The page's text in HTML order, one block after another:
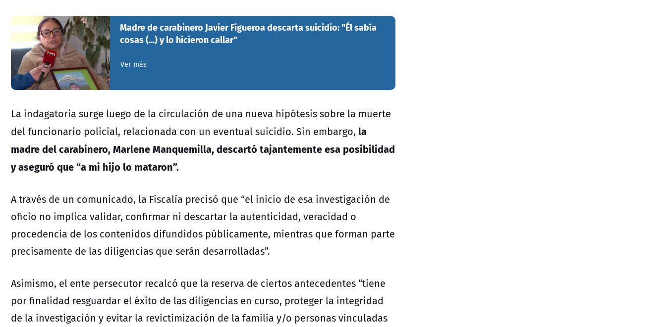
Madre de carabinero Javier Figueroa descarta suicidio: "Él sabía
cosas (...) y lo hicieron callar"
Ver más
La indagatoria surge luego de la circulación de una nueva hipótesis sobre la muerte
del funcionario policial, relacionada con un eventual suicidio. Sin embargo, la
madre del carabinero,Marlene Manquemilla, descartó tajantemente esa posibilidad
y aseguró que “a mi hijo lo mataron”.
A través de un comunicado, la Fiscalía precisó que “el inicio de esa investigación de
oficio no implica validar, confirmar ni descartar la autenticidad, veracidad o
procedencia de los contenidos difundidos públicamente, mientras que forman parte
precisamente de las diligencias que serán desarrolladas”.
Asimismo, el ente persecutor recalcó que la reserva de ciertos antecedentes “tiene
por finalidad resguardar el éxito de las diligencias en curso, proteger la integridad
de la investigación y evitar la revictimización de la familia y/o personas vinculadas